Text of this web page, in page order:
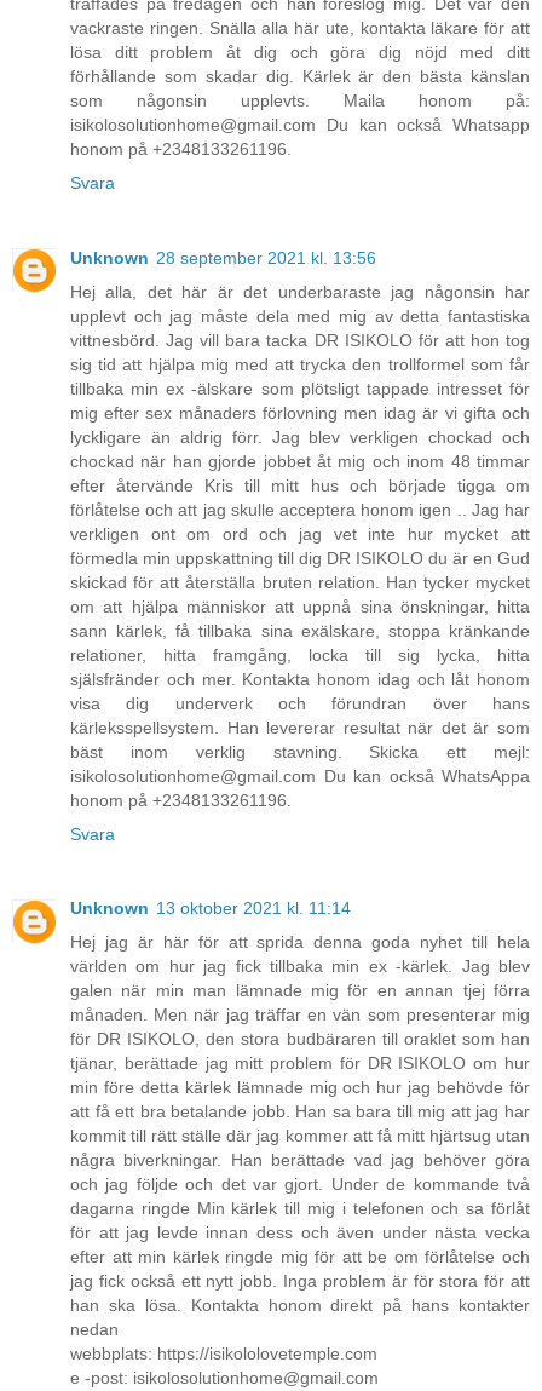
vackraste ringen. Snälla alla här ute, kontakta läkare för att
lösa ditt problem åt dig och göra dig nöjd med ditt
förhållande som skadar dig. Kärlek är den bästa känslan
som någonsin upplevts. Maila honom på:
isikolosolutionhome@gmail.com Du kan också Whatsapp
honom på +2348133261196.
Svara
Unknown 28 september 2021 kl. 13:56
Hej alla, det här är det underbaraste jag någonsin har
upplevt och jag måste dela med mig av detta fantastiska
vittnesbörd. Jag vill bara tacka DR ISIKOLO för att hon tog
sig tid att hjälpa mig med att trycka den trollformel som får
tillbaka min ex -älskare som plötsligt tappade intresset för
mig efter sex månaders förlovning men idag är vi gifta och
lyckligare än aldrig förr. Jag blev verkligen chockad och
chockad när han gjorde jobbet åt mig och inom 48 timmar
efter återvände Kris till mitt hus och började tigga om
förlåtelse och att jag skulle acceptera honom igen .. Jag har
verkligen ont om ord och jag vet inte hur mycket att
förmedla min uppskattning till dig DR ISIKOLO du är en Gud
skickad för att återställa bruten relation. Han tycker mycket
om att hjälpa människor att uppnå sina önskningar, hitta
sann kärlek, få tillbaka sina exälskare, stoppa kränkande
relationer, hitta framgång, locka till sig lycka, hitta
själsfränder och mer. Kontakta honom idag och låt honom
visa dig underverk och förundran över hans
kärleksspellsystem. Han levererar resultat när det är som
bäst inom verklig stavning. Skicka ett mejl:
isikolosolutionhome@gmail.com Du kan också WhatsAppa
honom på +2348133261196.
Svara
Unknown 13 oktober 2021 kl. 11:14
Hej jag är här för att sprida denna goda nyhet till hela
världen om hur jag fick tillbaka min ex -kärlek. Jag blev
galen när min man lämnade mig för en annan tjej förra
månaden. Men när jag träffar en vän som presenterar mig
för DR ISIKOLO, den stora budbäraren till oraklet som han
tjänar, berättade jag mitt problem för DR ISIKOLO om hur
min före detta kärlek lämnade mig och hur jag behövde för
att få ett bra betalande jobb. Han sa bara till mig att jag har
kommit till rätt ställe där jag kommer att få mitt hjärtsug utan
några biverkningar. Han berättade vad jag behöver göra
och jag följde och det var gjort. Under de kommande två
dagarna ringde Min kärlek till mig i telefonen och sa förlåt
för att jag levde innan dess och även under nästa vecka
efter att min kärlek ringde mig för att be om förlåtelse och
jag fick också ett nytt jobb. Inga problem är för stora för att
han ska lösa. Kontakta honom direkt på hans kontakter
nedan
webbplats: https://isikololovetemple.com
e -post: isikolosolutionhome@gmail.com